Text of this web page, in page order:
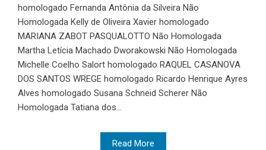
homologado Fernanda Antônia da Silveira Não
Homologada Kelly de Oliveira Xavier homologado
MARIANA ZABOT PASQUALOTTO Não Homologada
Martha Letícia Machado Dworakowski Não Homologada
Michelle Coelho Salort homologado RAQUEL CASANOVA
DOS SANTOS WREGE homologado Ricardo Henrique Ayres
Alves homologado Susana Schneid Scherer Não
Homologada Tatiana dos...
Read More